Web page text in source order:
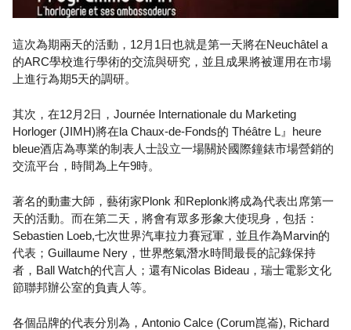
這次為期兩天的活動，12月1日也就是第一天將在Neuchâtel a
的ARC學校進行學術的交流與研究，並且成果將被運用在市場
上進行為期5天的調研。
其次，在12月2日，Journée Internationale du Marketing
Horloger (JIMH)將在la Chaux-de-Fonds的 Théâtre L』heure
bleue酒店為專業的制表人士設立一場關於國際鐘錶市場營銷的
交流平台，時間為上午9時。
著名的動畫大師，藝術家Plonk 和Replonk將成為代表出席第一
天的活動。而在第二天，將會有眾多形象大使現身，包括：
Sebastien Loeb,七次世界汽車拉力賽冠軍，並且作為Marvin的
代表；Guillaume Nery，世界憋氣潛水時間最長的記錄保持
者，Ball Watch的代言人；還有Nicolas Bideau，瑞士電影文化
節聯邦辦公室的負責人等。
各個品牌的代表分別為，Antonio Calce (Corum崑崙), Richard